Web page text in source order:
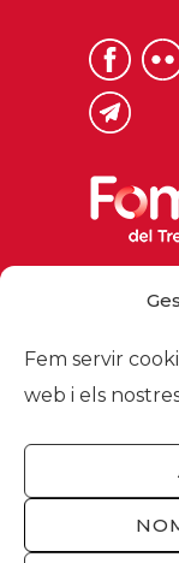
Fem servir
web i els
©